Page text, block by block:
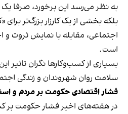
به نظر می‌رسد این برخورد، صرفا
بلکه بخشی از یک کارزار بزرگ‌تر
اجتماعی، مقابله با نمایش ثروت و
است.
بسیاری از کسب‌وکارها نگران تاثیر
سلامت روان شهروندان و زندگی
فشار اقتصادی حکومت بر مردم و
در هفته‌های اخیر فشار حکومت بر